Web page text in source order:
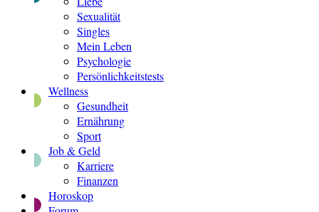
Sexualität
Singles
Mein Leben
Psychologie
Persönlichkeitstests
Wellness
Gesundheit
Ernährung
Sport
Job & Geld
Karriere
Finanzen
Horoskop